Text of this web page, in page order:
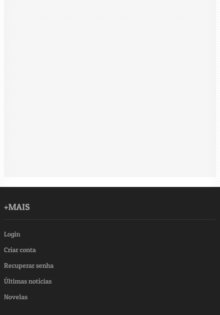
+MAIS
Login
Criar conta
Recuperar senha
Últimas notícias
Novelas